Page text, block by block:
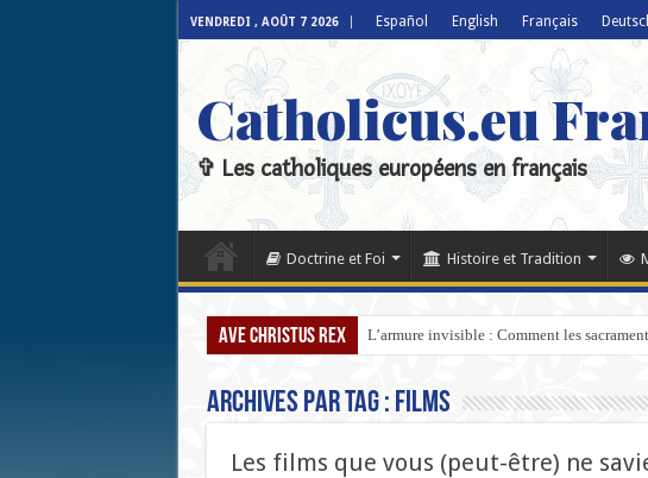
VENDREDI , AOÛT 7 2026 Español English Français
Catholicus.eu
✞ Les catholiques européens en français
Doctrine et Foi Histoire et Tradition
Ave Christus Rex L’armure invisible : Comment les
Archives par tag : films
Les films que vous (peut-être) ne